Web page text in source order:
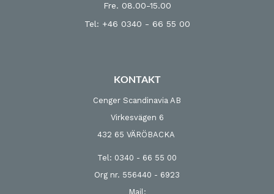
Fre. 08.00-15.00
Tel: +46 0340 - 66 55 00
KONTAKT
Cenger Scandinavia AB
Virkesvägen 6
432 65 VÄRÖBACKA
Tel: 0340 - 66 55 00
Org nr. 556440 - 6923
Mail: